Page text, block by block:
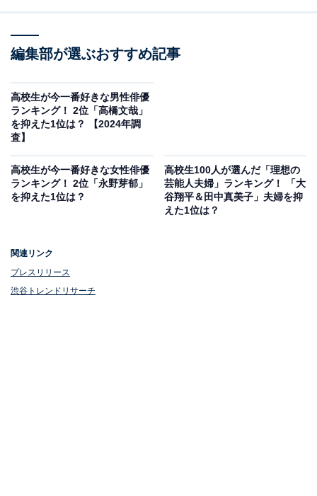
アイドルグループ・嵐のメンバーである櫻井さんは、俳
『news zero』（日本テレビ系）のキャスターを務めて
おり、高校生からはしっかりしたまとめ役といった印象
も強いのかもしれません。
編集部が選ぶおすすめ記事
高校生が今一番好きな男性俳優
ランキング！ 2位「高橋文哉」
を抑えた1位は？ 【2024年調
査】
高校生が今一番好きな女性俳優
ランキング！ 2位「永野芽郁」
を抑えた1位は？
高校生100人が選んだ「理想の
芸能人夫婦」ランキング！ 「大
谷翔平＆田中真美子」夫婦を抑
えた1位は？
関連リンク
プレスリリース
渋谷トレンドリサーチ